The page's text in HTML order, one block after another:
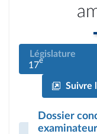
Législature
17e
Suivre
Dossier
examinateur